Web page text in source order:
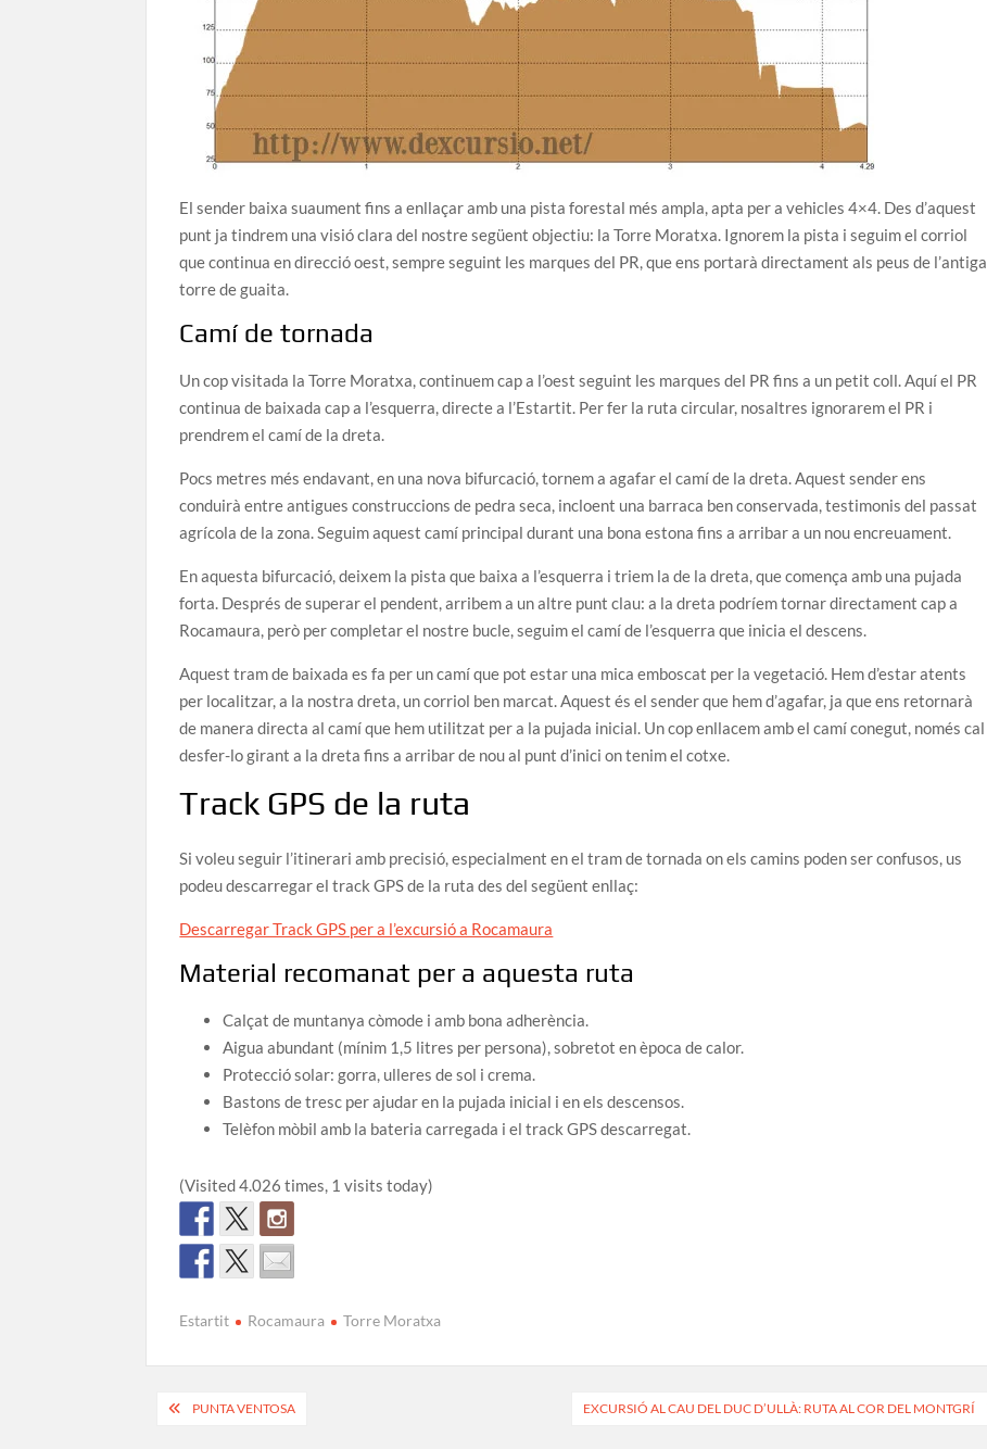
El sender baixa suaument fins a enllaçar amb una pista forestal més ampla, apta per a vehicles 4×4. Des d’aquest
punt ja tindrem una visió clara del nostre següent objectiu: la Torre Moratxa. Ignorem la pista i seguim el corriol
que continua en direcció oest, sempre seguint les marques del PR, que ens portarà directament als peus de l’antiga
torre de guaita.
Camí de tornada
Un cop visitada la Torre Moratxa, continuem cap a l’oest seguint les marques del PR fins a un petit coll. Aquí el PR
continua de baixada cap a l’esquerra, directe a l’Estartit. Per fer la ruta circular, nosaltres ignorarem el PR i
prendrem el camí de la dreta.
Pocs metres més endavant, en una nova bifurcació, tornem a agafar el camí de la dreta. Aquest sender ens
conduirà entre antigues construccions de pedra seca, incloent una barraca ben conservada, testimonis del passat
agrícola de la zona. Seguim aquest camí principal durant una bona estona fins a arribar a un nou encreuament.
En aquesta bifurcació, deixem la pista que baixa a l’esquerra i triem la de la dreta, que comença amb una pujada
forta. Després de superar el pendent, arribem a un altre punt clau: a la dreta podríem tornar directament cap a
Rocamaura, però per completar el nostre bucle, seguim el camí de l’esquerra que inicia el descens.
Aquest tram de baixada es fa per un camí que pot estar una mica emboscat per la vegetació. Hem d’estar atents
per localitzar, a la nostra dreta, un corriol ben marcat. Aquest és el sender que hem d’agafar, ja que ens retornarà
de manera directa al camí que hem utilitzat per a la pujada inicial. Un cop enllacem amb el camí conegut, només cal
desfer-lo girant a la dreta fins a arribar de nou al punt d’inici on tenim el cotxe.
Track GPS de la ruta
Si voleu seguir l’itinerari amb precisió, especialment en el tram de tornada on els camins poden ser confusos, us
podeu descarregar el track GPS de la ruta des del següent enllaç:
Descarregar Track GPS per a l’excursió a Rocamaura
Material recomanat per a aquesta ruta
Calçat de muntanya còmode i amb bona adherència.
Aigua abundant (mínim 1,5 litres per persona), sobretot en època de calor.
Protecció solar: gorra, ulleres de sol i crema.
Bastons de tresc per ajudar en la pujada inicial i en els descensos.
Telèfon mòbil amb la bateria carregada i el track GPS descarregat.
(Visited 4.026 times, 1 visits today)
Estartit Rocamaura Torre Moratxa
Navegació
PUNTA VENTOSA EXCURSIÓ AL CAU DEL DUC D’ULLÀ: RUTA AL COR DEL MONTGRÍ